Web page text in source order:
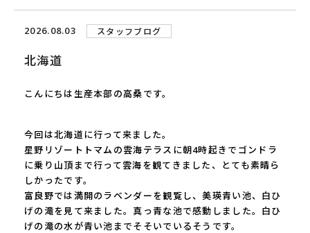
2026.08.03 スタッフブログ
北海道
こんにちは生産本部の高桑です。
今回は北海道に行って来ました。
星野リゾートトマムの雲海テラスに朝4時起きでゴンドラ
に乗り山頂まで行って雲海を観てきました、とても素晴ら
しかったです。
富良野では満開のラベンダーを観覧し、美瑛青い池、白ひ
げの滝を見て来ました。真っ青な池で感動しました。白ひ
げの滝の水が青い池までそそいでいるそうです。